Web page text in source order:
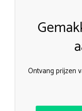
Ontvang prijzen